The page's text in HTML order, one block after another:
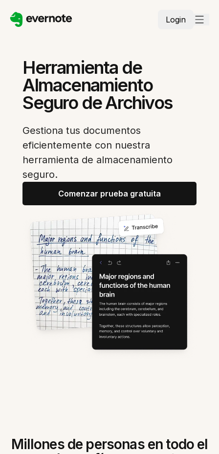
Login
Herramienta de
Almacenamiento
Seguro de Archivos
Gestiona tus documentos
eficientemente con nuestra
herramienta de almacenamiento
seguro.
Comenzar prueba gratuita
Millones de personas en todo el